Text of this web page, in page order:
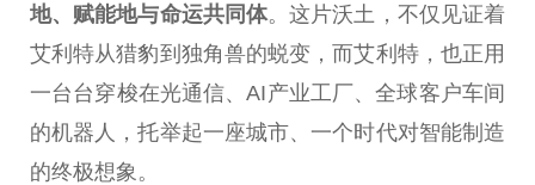
地、赋能地与命运共同体。这片沃土，不仅见证着
艾利特从猎豹到独角兽的蜕变，而艾利特，也正用
一台台穿梭在光通信、AI产业工厂、全球客户车间
的机器人，托举起一座城市、一个时代对智能制造
的终极想象。